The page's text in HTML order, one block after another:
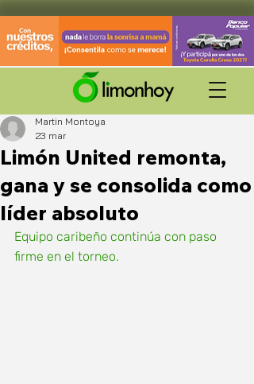
Limón United remonta,
gana y se consolida como
líder absoluto
Martin Montoya
23 mar
Equipo caribeño continúa con paso
firme en el torneo.